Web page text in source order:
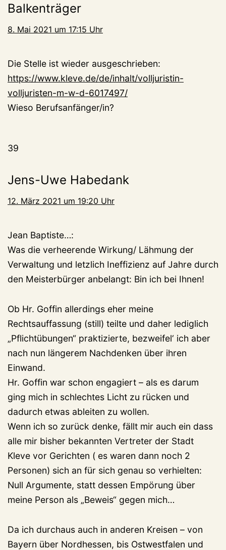
Balkenträger
8. Mai 2021 um 17:15 Uhr
Die Stelle ist wieder ausgeschrieben:
https://www.kleve.de/de/inhalt/volljuristin-
volljuristen-m-w-d-6017497/
Wieso Berufsanfänger/in?
39
Jens-Uwe Habedank
12. März 2021 um 19:20 Uhr
Jean Baptiste…:
Was die verheerende Wirkung/ Lähmung der
Verwaltung und letzlich Ineffizienz auf Jahre durch
den Meisterbürger anbelangt: Bin ich bei Ihnen!
Ob Hr. Goffin allerdings eher meine
Rechtsauffassung (still) teilte und daher lediglich
„Pflichtübungen“ praktizierte, bezweifel‘ ich aber
nach nun längerem Nachdenken über ihren
Einwand.
Hr. Goffin war schon engagiert – als es darum
ging mich in schlechtes Licht zu rücken und
dadurch etwas ableiten zu wollen.
Wenn ich so zurück denke, fällt mir auch ein dass
alle mir bisher bekannten Vertreter der Stadt
Kleve vor Gerichten ( es waren dann noch 2
Personen) sich an für sich genau so verhielten:
Null Argumente, statt dessen Empörung über
meine Person als „Beweis“ gegen mich…
Da ich durchaus auch in anderen Kreisen – von
Bayern über Nordhessen, bis Ostwestfalen und